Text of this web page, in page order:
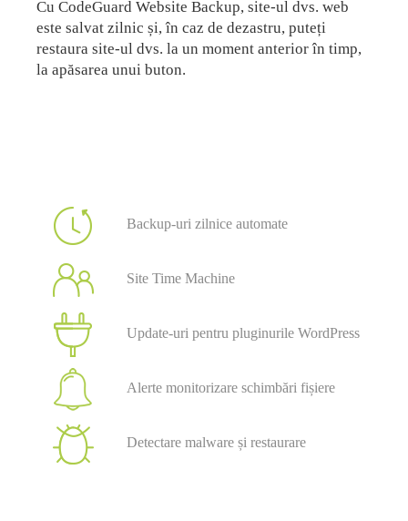
Cu CodeGuard Website Backup, site-ul dvs. web
este salvat zilnic și, în caz de dezastru, puteți
restaura site-ul dvs. la un moment anterior în timp,
la apăsarea unui buton.
Backup-uri zilnice automate
Site Time Machine
Update-uri pentru pluginurile WordPress
Alerte monitorizare schimbări fișiere
Detectare malware și restaurare